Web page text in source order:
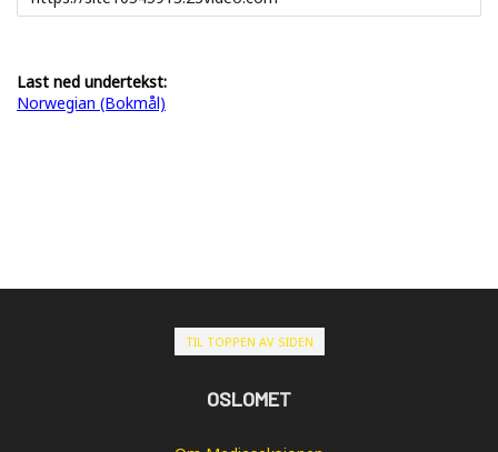
Last ned undertekst:
Norwegian (Bokmål)
TIL TOPPEN AV SIDEN
OSLOMET